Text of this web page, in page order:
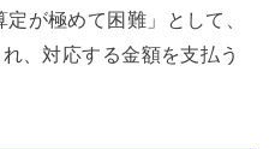
が極めて困難」として、
、対応する金額を支払う